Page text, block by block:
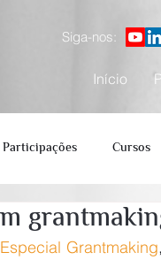
Siga-nos:
Início
Participações Cursos
Grantmaking